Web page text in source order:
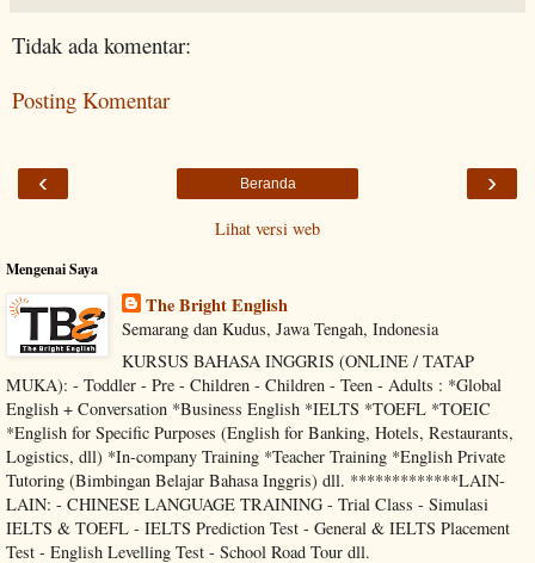
Tidak ada komentar:
Posting Komentar
‹ ›
Beranda
Lihat versi web
Mengenai Saya
The Bright English
Semarang dan Kudus, Jawa Tengah, Indonesia
KURSUS BAHASA INGGRIS (ONLINE / TATAP
MUKA): - Toddler - Pre - Children - Children - Teen - Adults : *Global
English + Conversation *Business English *IELTS *TOEFL *TOEIC
*English for Specific Purposes (English for Banking, Hotels, Restaurants,
Logistics, dll) *In-company Training *Teacher Training *English Private
Tutoring (Bimbingan Belajar Bahasa Inggris) dll. *************LAIN-
LAIN: - CHINESE LANGUAGE TRAINING - Trial Class - Simulasi
IELTS & TOEFL - IELTS Prediction Test - General & IELTS Placement
Test - English Levelling Test - School Road Tour dll.